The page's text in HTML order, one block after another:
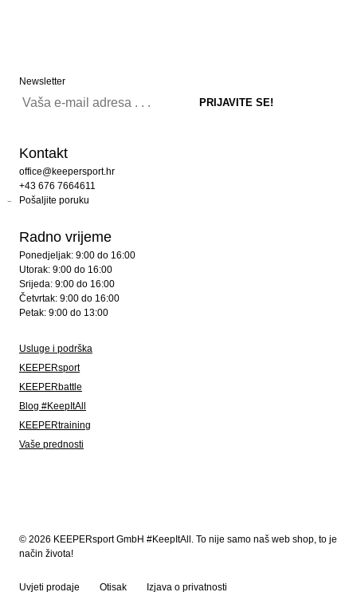
Newsletter
Kontakt
office@keepersport.hr
+43 676 7664611
Pošaljite poruku
Radno vrijeme
Ponedjeljak: 9:00 do 16:00
Utorak: 9:00 do 16:00
Srijeda: 9:00 do 16:00
Četvrtak: 9:00 do 16:00
Petak: 9:00 do 13:00
Usluge i podrška
KEEPERsport
KEEPERbattle
Blog #KeepItAll
KEEPERtraining
Vaše prednosti
© 2026 KEEPERsport GmbH #KeepItAll. To nije samo naš web shop, to je
način života!
Uvjeti prodaje Otisak Izjava o privatnosti